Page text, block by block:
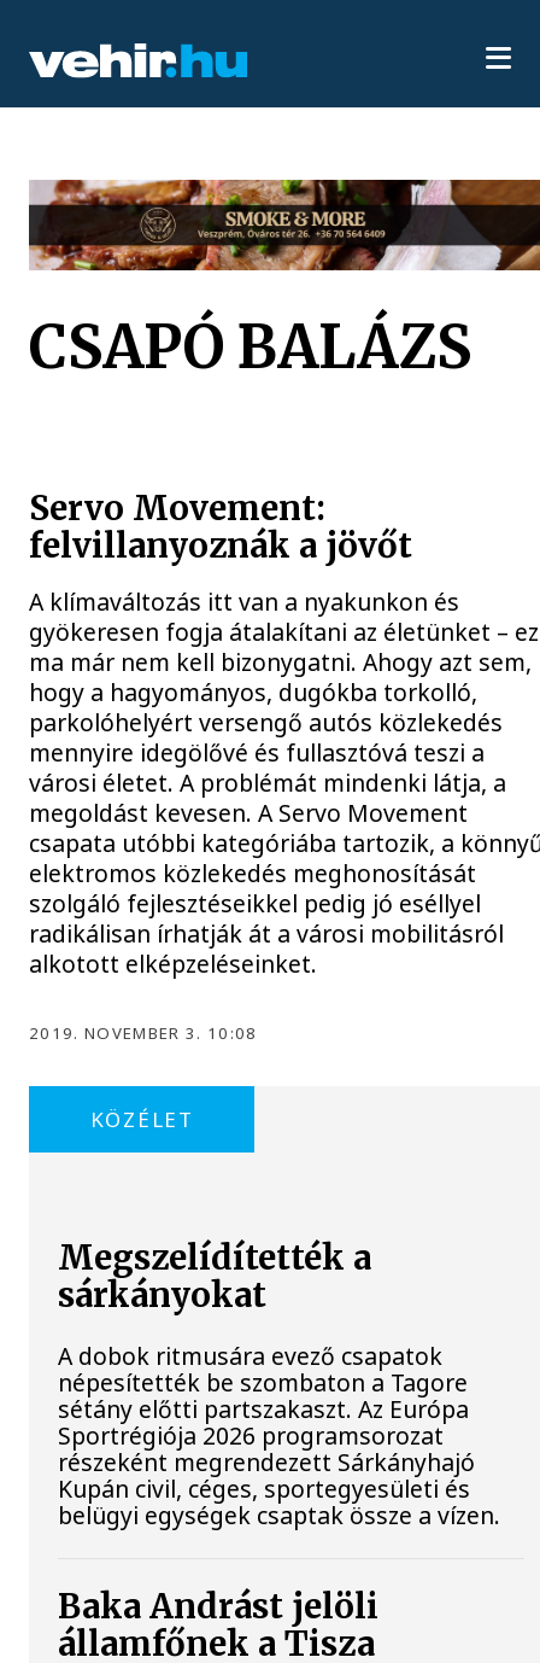
CSAPÓ BALÁZS
Servo Movement:
felvillanyoznák a jövőt
A klímaváltozás itt van a nyakunkon és
gyökeresen fogja átalakítani az életünket –
ma már nem kell bizonygatni. Ahogy azt sem,
hogy a hagyományos, dugókba torkolló,
parkolóhelyért versengő autós közlekedés
mennyire idegölővé és fullasztóvá teszi a
városi életet. A problémát mindenki látja, a
megoldást kevesen. A Servo Movement
csapata utóbbi kategóriába tartozik, a
elektromos közlekedés meghonosítását
szolgáló fejlesztéseikkel pedig jó eséllyel
radikálisan írhatják át a városi mobilitásról
alkotott elképzeléseinket.
2019. NOVEMBER 3. 10:08
KÖZÉLET
Megszelídítették a
sárkányokat
A dobok ritmusára evező csapatok
népesítették be szombaton a Tagore
sétány előtti partszakaszt. Az Európa
Sportrégiója 2026 programsorozat
részeként megrendezett Sárkányhajó
Kupán civil, céges, sportegyesületi és
belügyi egységek csaptak össze a vízen.
Baka Andrást jelöli
államfőnek a Tisza